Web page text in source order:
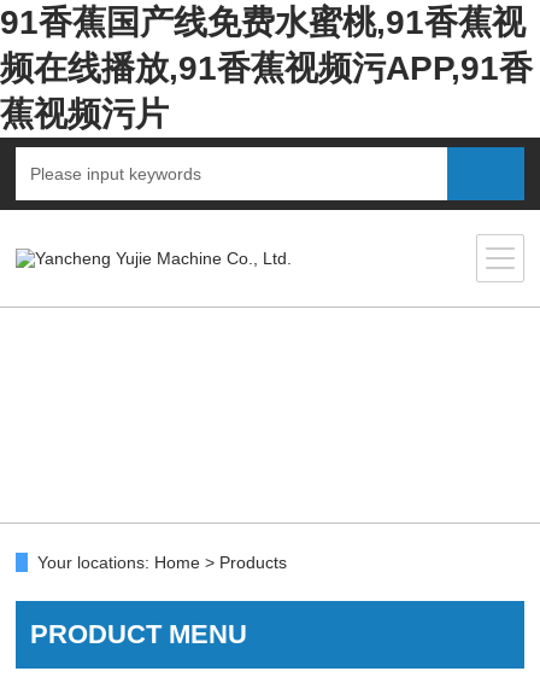
91香蕉国产线免费水蜜桃,91香蕉视
频在线播放,91香蕉视频污APP,91香
蕉视频污片
Your locations: Home > Products
PRODUCT MENU